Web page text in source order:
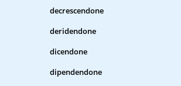
decrescendone
deridendone
dicendone
dipendendone